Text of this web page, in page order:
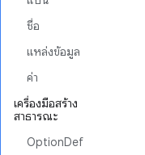
ชื่อ
แหล่งข้อมูล
ค่า
เครื่องมือสร้าง
สาธารณะ
OptionDef